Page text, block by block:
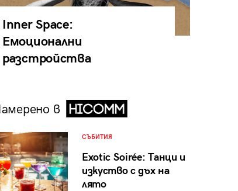
Inner Space:
Емоционални
разстройства
в
СЪБИТИЯ
Exotic Soirée: Танци и
изкуство с дъх на
лято